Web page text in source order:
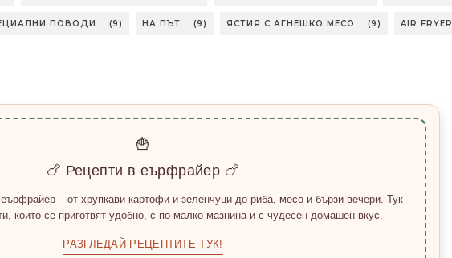
ПОВОДИ (9) НА ПЪТ (9) ЯСТИЯ С АГНЕШКО МЕСО (9) AIR FRYER
🍟
🍗 Рецепти в еърфрайер 🍗
– от хрупкави картофи и зеленчуци до риба, месо и бързи вечери. Тук
които се приготвят удобно, с по-малко мазнина и с чудесен домашен вкус.
РАЗГЛЕДАЙ РЕЦЕПТИТЕ ТУК!